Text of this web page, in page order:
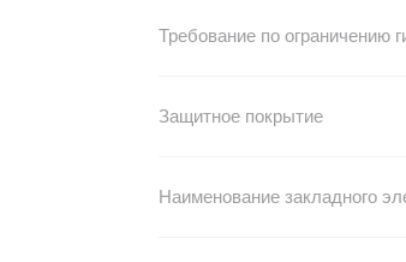
Требование по ограничению
Защитное покрытие
Наименование закладного